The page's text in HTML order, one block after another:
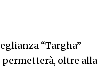
“Targha”
permetterà, oltre alla